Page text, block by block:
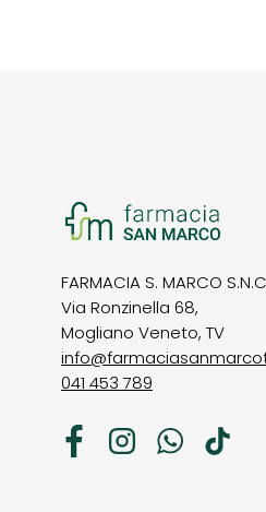
FARMACIA S. MARCO
Via Ronzinella 68,
Mogliano Veneto, TV
041 453 789
FacebookInstagramWhatsApp
TikTok